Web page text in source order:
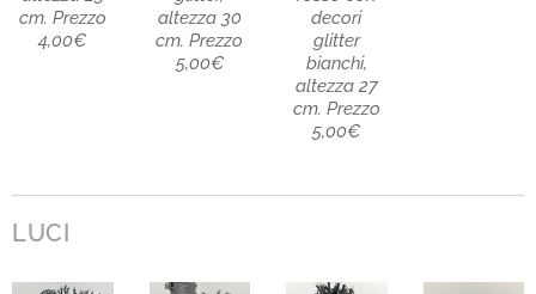
cm. Prezzo
4,00€
altezza 30
cm. Prezzo
5,00€
decori
glitter
bianchi,
altezza 27
cm. Prezzo
5,00€
LUCI